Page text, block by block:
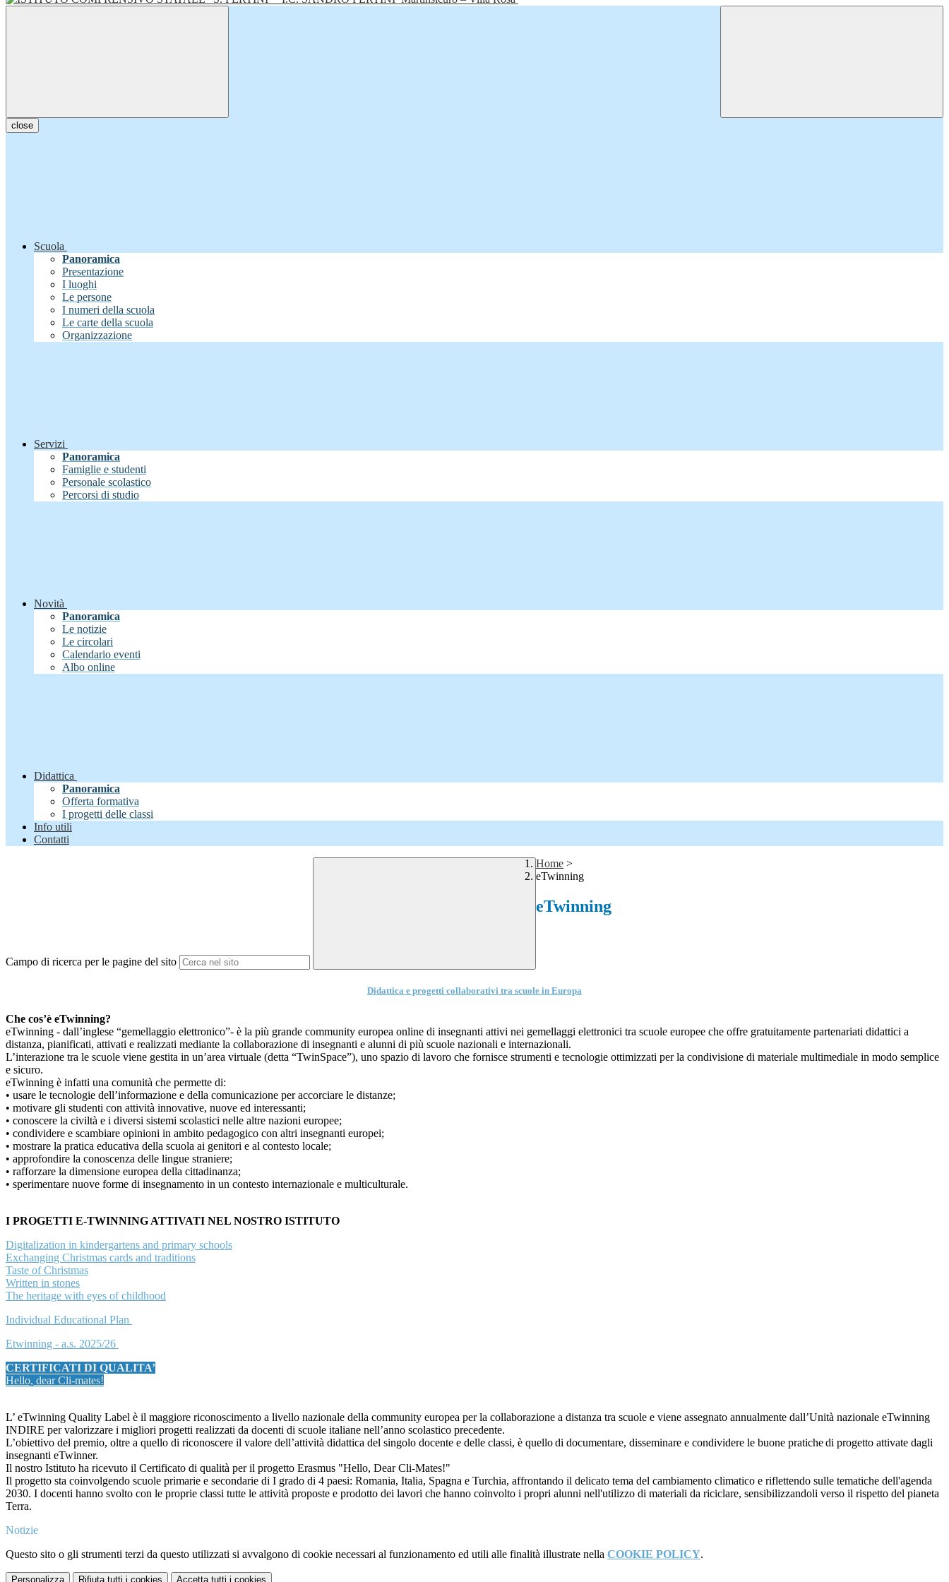
close
Scuola
Panoramica
Presentazione
I luoghi
Le persone
I numeri della scuola
Le carte della scuola
Organizzazione
Servizi
Panoramica
Famiglie e studenti
Personale scolastico
Percorsi di studio
Novità
Panoramica
Le notizie
Le circolari
Calendario eventi
Albo online
Didattica
Panoramica
Offerta formativa
I progetti delle classi
Info utili
Contatti
Campo di ricerca per le pagine del sito
Home >
eTwinning
eTwinning
Didattica e progetti collaborativi tra scuole in Europa
Che cos’è eTwinning?
eTwinning - dall’inglese “gemellaggio elettronico”- è la più grande community europea online di insegnanti attivi nei gemellaggi elettronici tra scuole europee che offre gratuitamente partenariati didattici a
distanza, pianificati, attivati e realizzati mediante la collaborazione di insegnanti e alunni di più scuole nazionali e internazionali.
L’interazione tra le scuole viene gestita in un’area virtuale (detta “TwinSpace”), uno spazio di lavoro che fornisce strumenti e tecnologie ottimizzati per la condivisione di materiale multimediale in modo semplice
e sicuro.
eTwinning è infatti una comunità che permette di:
• usare le tecnologie dell’informazione e della comunicazione per accorciare le distanze;
• motivare gli studenti con attività innovative, nuove ed interessanti;
• conoscere la civiltà e i diversi sistemi scolastici nelle altre nazioni europee;
• condividere e scambiare opinioni in ambito pedagogico con altri insegnanti europei;
• mostrare la pratica educativa della scuola ai genitori e al contesto locale;
• approfondire la conoscenza delle lingue straniere;
• rafforzare la dimensione europea della cittadinanza;
• sperimentare nuove forme di insegnamento in un contesto internazionale e multiculturale.
I PROGETTI E-TWINNING ATTIVATI NEL NOSTRO ISTITUTO
Digitalization in kindergartens and primary schools
Exchanging Christmas cards and traditions
Taste of Christmas
Written in stones
The heritage with eyes of childhood
Individual Educational Plan
Etwinning - a.s. 2025/26
CERTIFICATI DI QUALITA’
Hello, dear Cli-mates!
L’ eTwinning Quality Label è il maggiore riconoscimento a livello nazionale della community europea per la collaborazione a distanza tra scuole e viene assegnato annualmente dall’Unità nazionale eTwinning
INDIRE per valorizzare i migliori progetti realizzati da docenti di scuole italiane nell’anno scolastico precedente.
L’obiettivo del premio, oltre a quello di riconoscere il valore dell’attività didattica del singolo docente e delle classi, è quello di documentare, disseminare e condividere le buone pratiche di progetto attivate dagli
insegnanti eTwinner.
Il nostro Istituto ha ricevuto il Certificato di qualità per il progetto Erasmus "Hello, Dear Cli-Mates!"
Il progetto sta coinvolgendo scuole primarie e secondarie di I grado di 4 paesi: Romania, Italia, Spagna e Turchia, affrontando il delicato tema del cambiamento climatico e riflettendo sulle tematiche dell'agenda
2030. I docenti hanno svolto con le proprie classi tutte le attività proposte e prodotto dei lavori che hanno coinvolto i propri alunni nell'utilizzo di materiali da riciclare, sensibilizzandoli verso il rispetto del pianeta
Terra.
Notizie
Questo sito o gli strumenti terzi da questo utilizzati si avvalgono di cookie necessari al funzionamento ed utili alle finalità illustrate nella COOKIE POLICY.
Personalizza Rifiuta tutti i cookies Accetta tutti i cookies